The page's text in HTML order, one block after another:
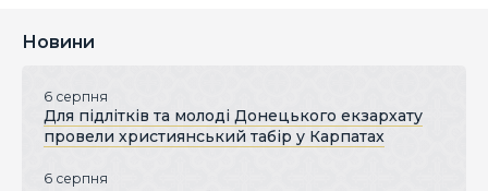
Новини
6 серпня
Для підлітків та молоді Донецького екзархату
провели християнський табір у Карпатах
6 серпня